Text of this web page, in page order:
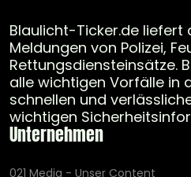
Blaulicht-Ticker.de liefert
Meldungen von Polizei,
Rettungsdiensteinsätze.
alle wichtigen Vorfälle in
schnellen und
wichtigen
Unternehmen
021 Media - Unser Content